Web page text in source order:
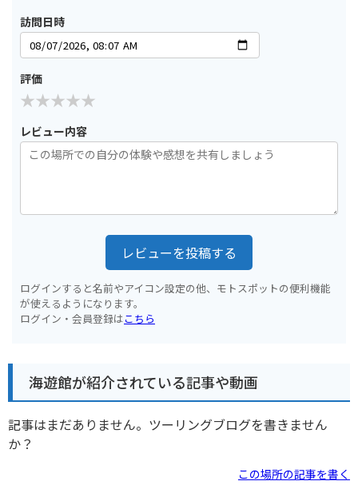
訪問日時
評価
レビュー内容
レビューを投稿する
ログインすると名前やアイコン設定の他、モトスポットの便利機能
が使えるようになります。
ログイン・会員登録はこちら
海遊館が紹介されている記事や動画
記事はまだありません。ツーリングブログを書きません
か？
この場所の記事を書く